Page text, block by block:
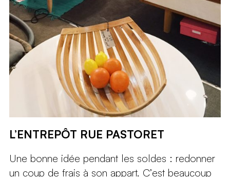
L’ENTREPÔT RUE PASTORET
Une bonne idée pendant les soldes : redonner
un coup de frais à son appart. C’est beaucoup